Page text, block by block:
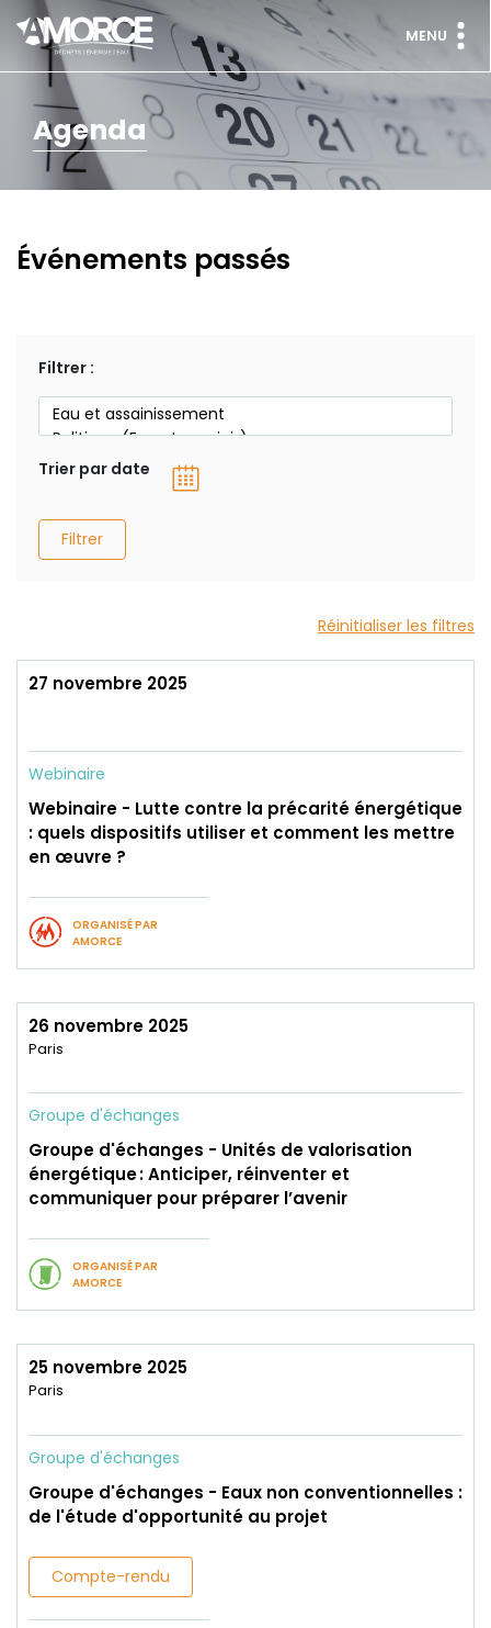
MENU
Agenda
Événements passés
Filtrer :
Trier par date
Filtrer
Réinitialiser les filtres
27 novembre 2025
Webinaire
Webinaire - Lutte contre la précarité énergétique
: quels dispositifs utiliser et comment les mettre
en œuvre ?
ORGANISÉ PAR
AMORCE
26 novembre 2025
Paris
Groupe d'échanges
Groupe d'échanges - Unités de valorisation
énergétique : Anticiper, réinventer et
communiquer pour préparer l’avenir
ORGANISÉ PAR
AMORCE
25 novembre 2025
Paris
Groupe d'échanges
Groupe d'échanges - Eaux non conventionnelles :
de l'étude d'opportunité au projet
Compte-rendu